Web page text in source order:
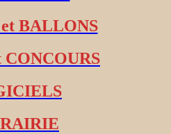
BALLONS
CONCOURS